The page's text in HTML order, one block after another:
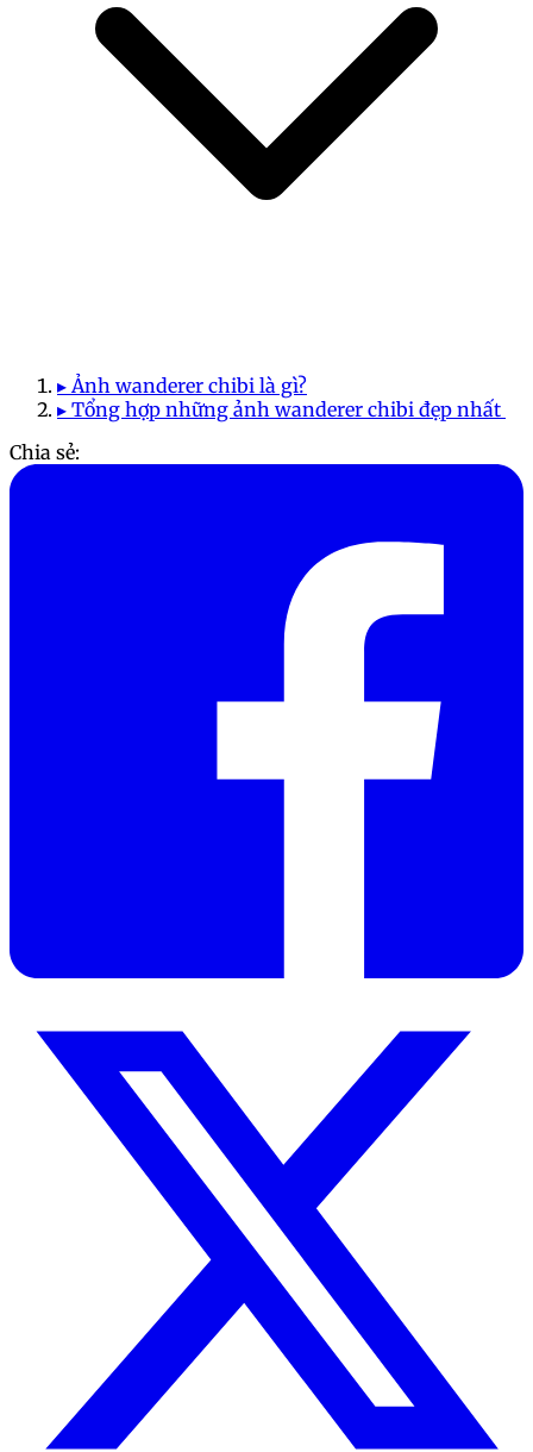
▸ Ảnh wanderer chibi là gì?
▸ Tổng hợp những ảnh wanderer chibi đẹp nhất
Chia sẻ: